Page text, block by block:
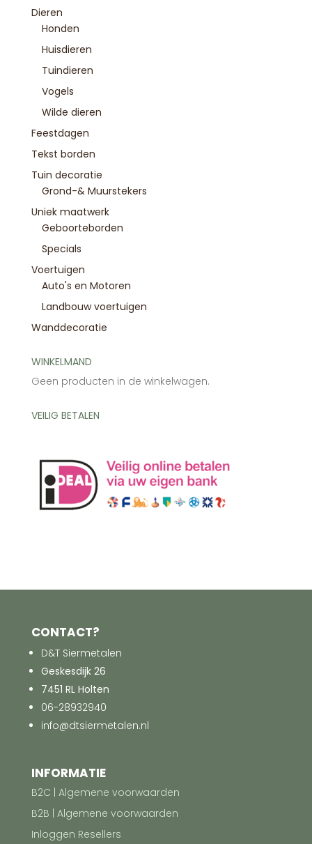
Dieren
Honden
Huisdieren
Tuindieren
Vogels
Wilde dieren
Feestdagen
Tekst borden
Tuin decoratie
Grond-& Muurstekers
Uniek maatwerk
Geboorteborden
Specials
Voertuigen
Auto's en Motoren
Landbouw voertuigen
Wanddecoratie
WINKELMAND
Geen producten in de winkelwagen.
VEILIG BETALEN
CONTACT?
D&T Siermetalen
Geskesdijk 26
7451 RL Holten
06-28932940
info@dtsiermetalen.nl
INFORMATIE
B2C | Algemene voorwaarden
B2B | Algemene voorwaarden
Inloggen Resellers